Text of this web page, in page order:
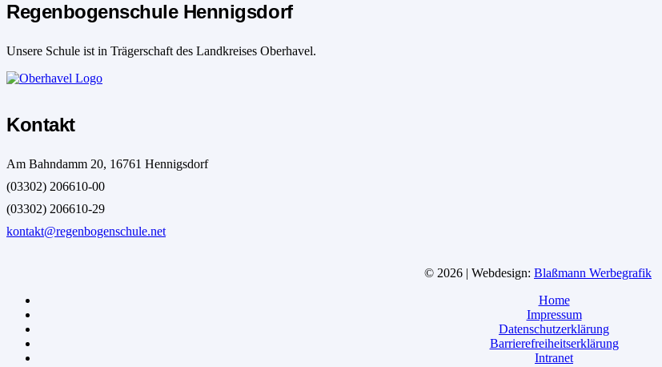
Regenbogenschule Hennigsdorf
Unsere Schule ist in Trägerschaft des Landkreises Oberhavel.
Kontakt
Am Bahndamm 20, 16761 Hennigsdorf
(03302) 206610-00
(03302) 206610-29
kontakt@regenbogenschule.net
© 2026 | Webdesign: Blaßmann Werbegrafik
Home
Impressum
Datenschutzerklärung
Barrierefreiheitserklärung
Intranet